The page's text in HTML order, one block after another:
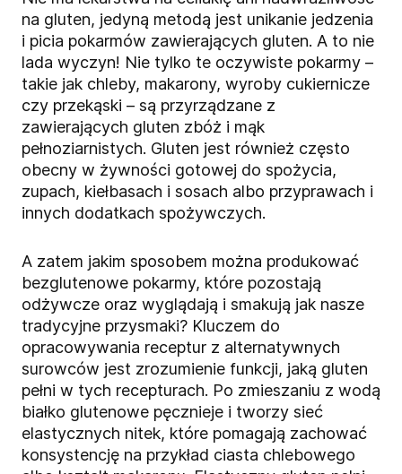
na gluten, jedyną metodą jest unikanie jedzenia
i picia pokarmów zawierających gluten. A to nie
lada wyczyn! Nie tylko te oczywiste pokarmy –
takie jak chleby, makarony, wyroby cukiernicze
czy przekąski – są przyrządzane z
zawierających gluten zbóż i mąk
pełnoziarnistych. Gluten jest również często
obecny w żywności gotowej do spożycia,
zupach, kiełbasach i sosach albo przyprawach i
innych dodatkach spożywczych.
A zatem jakim sposobem można produkować
bezglutenowe pokarmy, które pozostają
odżywcze oraz wyglądają i smakują jak nasze
tradycyjne przysmaki? Kluczem do
opracowywania receptur z alternatywnych
surowców jest zrozumienie funkcji, jaką gluten
pełni w tych recepturach. Po zmieszaniu z wodą
białko glutenowe pęcznieje i tworzy sieć
elastycznych nitek, które pomagają zachować
konsystencję na przykład ciasta chlebowego